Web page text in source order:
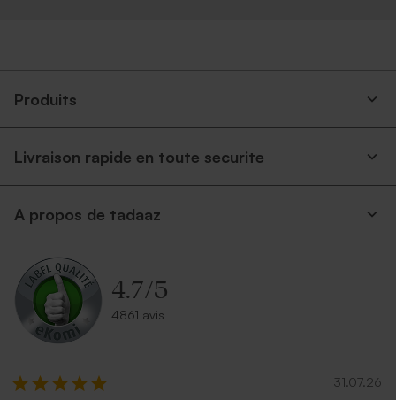
Enveloppe communion
papier recyclé moucheté
Produits
Livraison rapide en toute securite
A propos de tadaaz
4.7/5
4861 avis
31.07.26